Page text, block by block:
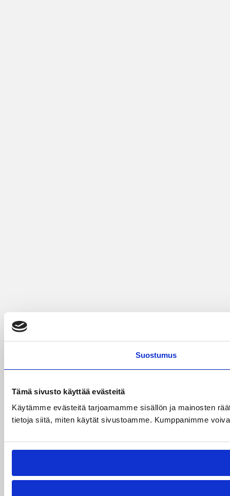
Suostumus
Tämä sivusto käyttää evästeitä
Käytämme evästeitä tarjoamamme sisällön ja mainosten
tietoja siitä, miten käytät sivustoamme. Kumppanimme